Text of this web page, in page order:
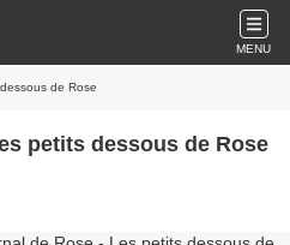
MENU
de Rose
petits dessous de Rose